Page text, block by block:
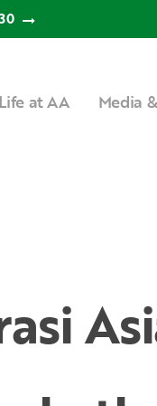
Life at AA Media